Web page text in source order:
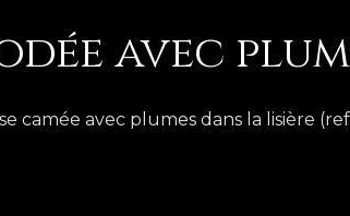
avec
camée avec plumes dans la lisière (ref